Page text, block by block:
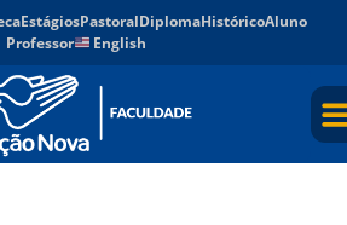
EstágiosPastoralDiplomaHistóricoAluno
Professor
English